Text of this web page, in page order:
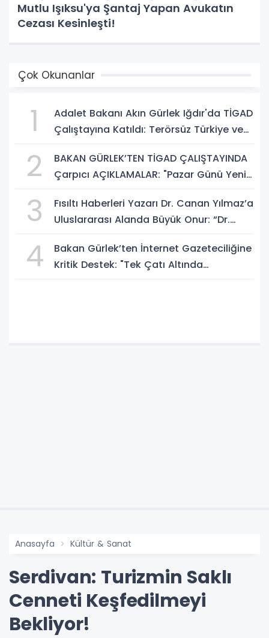
Mutlu Işıksu'ya Şantaj Yapan Avukatın
Cezası Kesinleşti!
Çok Okunanlar
1
Adalet Bakanı Akın Gürlek Iğdır'da TİGAD
Çalıştayına Katıldı: Terörsüz Türkiye ve
2
BAKAN GÜRLEK’TEN TİGAD ÇALIŞTAYINDA
Çarpıcı AÇIKLAMALAR: "Pazar Günü Yeni
3
Fısıltı Haberleri Yazarı Dr. Canan Yılmaz’a
Uluslararası Alanda Büyük Onur: “Dr.
4
Bakan Gürlek’ten İnternet Gazeteciliğine
Kritik Destek: "Tek Çatı Altında
Anasayfa Kültür & Sanat
Serdivan: Turizmin Saklı
Cenneti Keşfedilmeyi
Bekliyor!